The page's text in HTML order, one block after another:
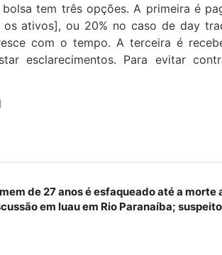
bolsa tem três opções. A primeira é
os ativos], ou 20% no caso de day
com o tempo. A terceira é
esclarecimentos. Para evitar
de 27 anos é esfaqueado até a morte
em luau em Rio Paranaíba;